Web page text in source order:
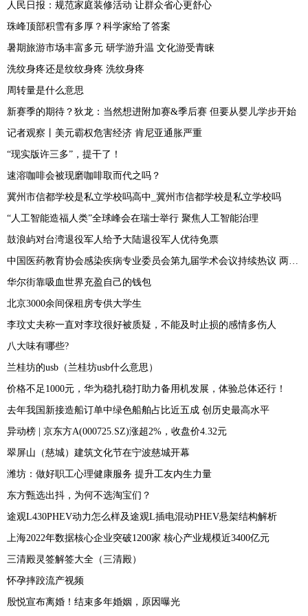
人民日报：规范家庭装修活动 让群众省心更舒心
珠峰顶部积雪有多厚？科学家给了答案
暑期旅游市场丰富多元 研学游升温 文化游受青睐
洗纹身疼还是纹纹身疼 洗纹身疼
周转量是什么意思
新赛季的期待？狄龙：当然想进附加赛&季后赛 但要从婴儿学步开始
记者观察丨美元霸权危害经济 肯尼亚通胀严重
“现实版许三多”，提干了！
速溶咖啡会被现磨咖啡取而代之吗？
冀州市信都学校是私立学校吗高中_冀州市信都学校是私立学校吗
“人工智能造福人类”全球峰会在瑞士举行 聚焦人工智能治理
鼓浪屿对台湾退役军人给予大陆退役军人优待免票
中国医药教育协会感染疾病专业委员会第九届学术会议持续热议 两性霉素专家共识发布
华尔街靠吸血世界充盈自己的钱包
北京3000余间保租房专供大学生
李玟丈夫称一直对李玟很好被质疑，不能及时止损的感情多伤人
八大味有哪些?
兰桂坊的usb（兰桂坊usb什么意思）
价格不足1000元，华为稳扎稳打助力备用机发展，体验总体还行！
去年我国新接造船订单中绿色船舶占比近五成 创历史最高水平
异动榜 | 京东方A(000725.SZ)涨超2%，收盘价4.32元
翠屏山（慈城）建筑文化节在宁波慈城开幕
潍坊：做好职工心理健康服务 提升工友内生力量
东方甄选出抖，为何不选淘宝们？
途观L430PHEV动力怎么样及途观L插电混动PHEV悬架结构解析
上海2022年数据核心企业突破1200家 核心产业规模近3400亿元
三清殿灵签解签大全（三清殿）
怀孕摔跤流产视频
殷悦宣布离婚！结束多年婚姻，原因曝光